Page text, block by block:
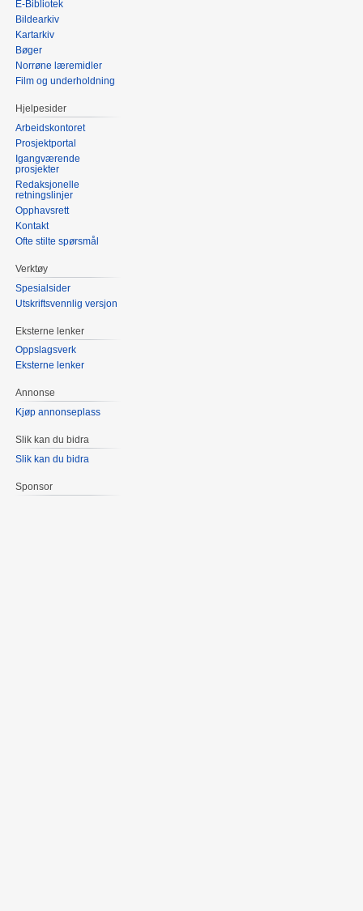
E-Bibliotek
Bildearkiv
Kartarkiv
Bøger
Norrøne læremidler
Film og underholdning
Hjelpesider
Arbeidskontoret
Prosjektportal
Igangværende
prosjekter
Redaksjonelle
retningslinjer
Opphavsrett
Kontakt
Ofte stilte spørsmål
Verktøy
Spesialsider
Utskriftsvennlig versjon
Eksterne lenker
Oppslagsverk
Eksterne lenker
Annonse
Kjøp annonseplass
Slik kan du bidra
Slik kan du bidra
Sponsor